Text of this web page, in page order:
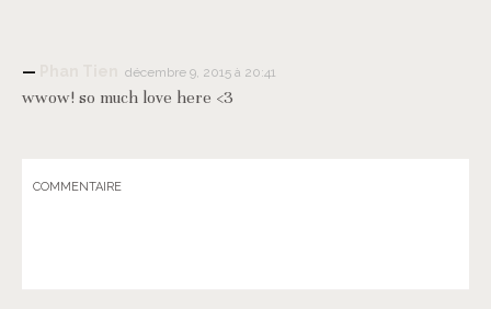
décembre 9, 2015 à 20:41
wwow! so much love here <3
COMMENTAIRE